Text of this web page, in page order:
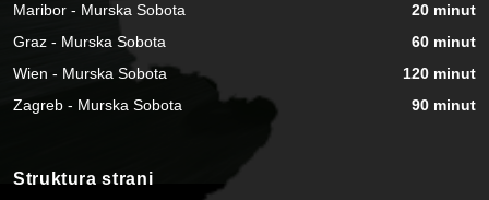
Maribor - Murska Sobota
20 minut
Graz - Murska Sobota
60 minut
Wien - Murska Sobota
120 minut
Zagreb - Murska Sobota
90 minut
Struktura strani